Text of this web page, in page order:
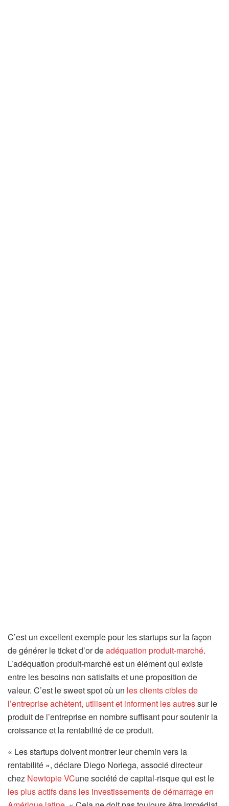
C’est un excellent exemple pour les startups sur la façon
de générer le ticket d’or deadéquation produit-marché.
L’adéquation produit-marché est un élément qui existe
entre les besoins non satisfaits et une proposition de
valeur. C’est le sweet spot où un les clients cibles de
l’entreprise achètent, utilisent et informent les autressur le
produit de l’entreprise en nombre suffisant pour soutenir la
croissance et la rentabilité de ce produit.
« Les startups doivent montrer leur chemin vers la
rentabilité », déclare Diego Noriega, associé directeur
chez Newtopie VCune société de capital-risque qui est le
les plus actifs dans les investissements de démarrage en